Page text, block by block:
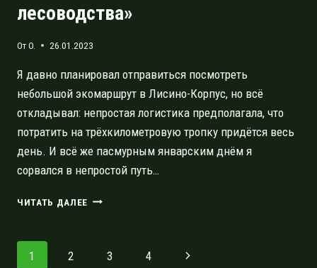
лесоводства»
ОтO. 26.01.2023
Я давно планировал отправиться посмотреть
небольшой экомаршрут в Лисино-Корпус, но всё
откладывал: непростая логистика предполагала, что
потратить на трёхкилометровую тропку придётся весь
день. И всё же пасмурным январским днём я
сорвался в непростой путь…
ЧИТАТЬ ДАЛЕЕ ЛИСИНСКИЙ
«КОЛЫБЕЛЬ
Навигация
1 2 3 4
Следующая